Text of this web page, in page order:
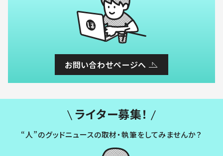
お問い合わせページへ
ライター募集！
“人”のグッドニュースの取材・執筆をしてみませんか？